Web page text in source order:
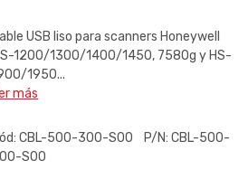
USB liso para scanners Honeywell
1200/1300/1400/1450, 7580g y HS-
1950...
más
CBL-500-300-S00 P/N: CBL-500-
S00